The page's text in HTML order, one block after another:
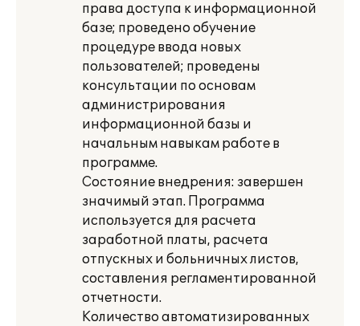
права доступа к информационной
базе; проведено обучение
процедуре ввода новых
пользователей; проведены
консультации по основам
администрирования
информационной базы и
начальным навыкам работе в
программе.
Состояние внедрения: завершен
значимый этап. Программа
используется для расчета
заработной платы, расчета
отпускных и больничных листов,
составления регламентированной
отчетности.
Количество автоматизированных